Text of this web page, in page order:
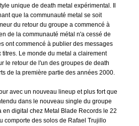
unique de death metal expérimental. Il
que la communauté metal se soit
du retour du groupe a commencé à
de la communauté métal n'a cessé de
ont commencé à publier des messages
Le monde du metal a clairement
le retour de l'un des groupes de death
de la première partie des années 2000.
avec un nouveau lineup et plus fort que
dans le nouveau single du groupe
en digital chez Metal Blade Records le 22
comporte des solos de Rafael Trujillo